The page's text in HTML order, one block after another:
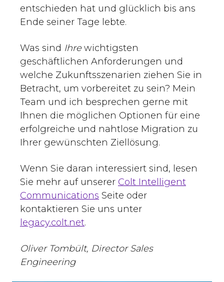
entschieden hat und glücklich bis ans
Ende seiner Tage lebte.
Was sind Ihrewichtigsten
geschäftlichen Anforderungen und
welche Zukunftsszenarien ziehen Sie in
Betracht, um vorbereitet zu sein? Mein
Team und ich besprechen gerne mit
Ihnen die möglichen Optionen für eine
erfolgreiche und nahtlose Migration zu
Ihrer gewünschten Ziellösung.
Wenn Sie daran interessiert sind, lesen
Sie mehr auf unserer Colt Intelligent
Communications Seite oder
kontaktieren Sie uns unter
legacy.colt.net.
Oliver Tombült, Director Sales
Engineering